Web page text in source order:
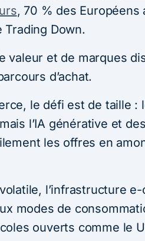
, 70 % des Européens
Down.
valeur et de marques
d’achat.
le défi est de taille :
l’IA générative et
les offres en
l’infrastructure
modes de
ouverts comme le